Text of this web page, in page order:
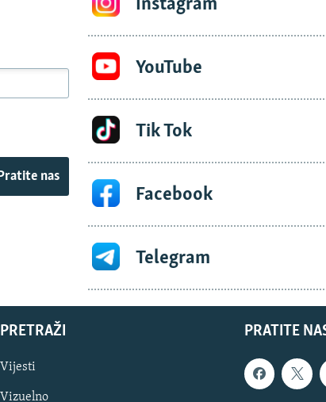
nas
Instagram
YouTube
Tik Tok
Facebook
Telegram
PRATITE
PRETRAŽI
Vijesti
Vizuelno